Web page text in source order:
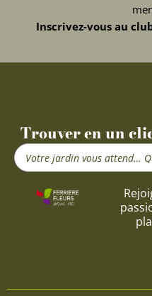
Inscrivez-vous au
Trouver en un
Search
...